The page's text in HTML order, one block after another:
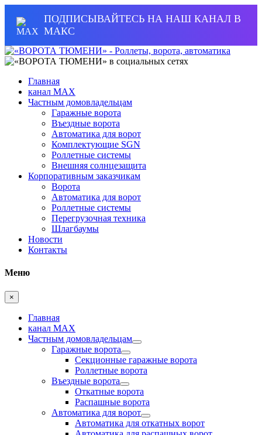
ПОДПИСЫВАЙТЕСЬ НА НАШ КАНАЛ В
МАКС
Главная
канал MAX
Частным домовладельцам
Гаражные ворота
Въездные ворота
Автоматика для ворот
Комплектующие SGN
Роллетные системы
Внешняя солнцезащита
Корпоративным заказчикам
Ворота
Автоматика для ворот
Роллетные системы
Перегрузочная техника
Шлагбаумы
Новости
Контакты
Меню
×
Главная
канал MAX
Частным домовладельцам
Гаражные ворота
Секционные гаражные ворота
Роллетные ворота
Въездные ворота
Откатные ворота
Распашные ворота
Автоматика для ворот
Автоматика для откатных ворот